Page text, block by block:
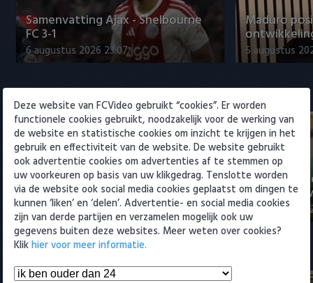
Samenvatting Ajax - Shelbourne
FC 3-1
6 augustus 2026 23:07
Maduro
5 augustus
Eredivisie
Voorbeschouwing Cambuur-
Excelsior met Plat en El Arguioui
6 augustus 2026 18:49
PSV
ervaren
6 augustus
Samenvattingen Eredivisie
Deze website van FCVideo gebruikt “cookies”. Er worden
functionele cookies gebruikt, noodzakelijk voor de werking van
de website en statistische cookies om inzicht te krijgen in het
gebruik en effectiviteit van de website. De website gebruikt
ook advertentie cookies om advertenties af te stemmen op
uw voorkeuren op basis van uw klikgedrag. Tenslotte worden
via de website ook social media cookies geplaatst om dingen te
kunnen ‘liken’ en ‘delen’. Advertentie- en social media cookies
zijn van derde partijen en verzamelen mogelijk ook uw
gegevens buiten deze websites. Meer weten over cookies?
Klikhier voor meer informatie.